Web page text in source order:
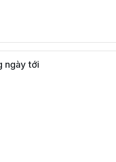
ngày tới